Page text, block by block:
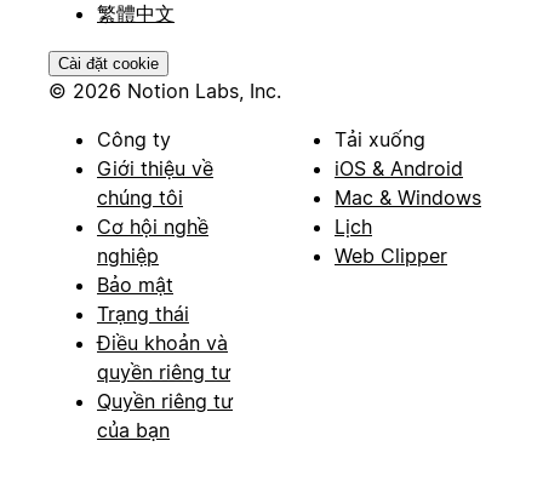
繁體中文
Cài đặt cookie
© 2026 Notion Labs, Inc.
Công ty
Giới thiệu về
chúng tôi
Cơ hội nghề
nghiệp
Bảo mật
Trạng thái
Điều khoản và
quyền riêng tư
Quyền riêng tư
của bạn
Tải xuống
iOS & Android
Mac & Windows
Lịch
Web Clipper